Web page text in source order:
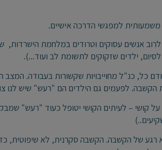
למפגשי הדרכה אישיים.
לרוב אנשים עסוקים וטרודים במלחמת
ילדים שזקוקים לתשומת לב ועוד...).
כל, כנ"ל מחוייבויות שקשורות בעבודה.
הקשבה. לפעמים גם הילדים הם "רעש" שיש לנו
קושי – לעיתים הקושי יטופל כעוד "רעש"
רגע של הקשבה. הקשבה סקרנית, לא שיפוטית,